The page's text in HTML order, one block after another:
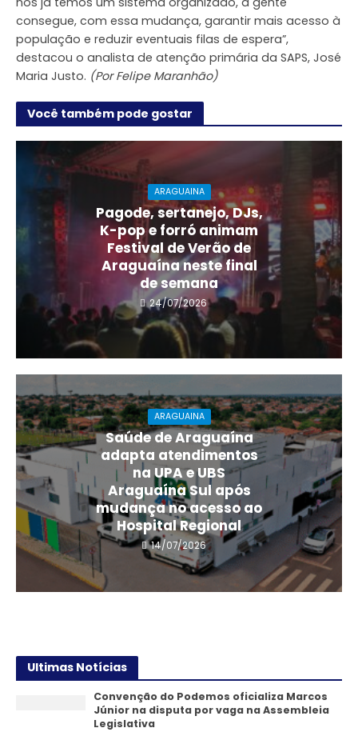
consegue, com essa mudança, garantir mais acesso à
população e reduzir eventuais filas de espera”,
destacou o analista de atenção primária da SAPS, José
Maria Justo. (Por Felipe Maranhão)
Você também pode gostar
ARAGUAINA
Pagode, sertanejo, DJs,
K-pop e forró animam
Festival de Verão de
Araguaína neste final
de semana
24/07/2026
ARAGUAINA
Saúde de Araguaína
adapta atendimentos
na UPA e UBS
Araguaína Sul após
mudança no acesso ao
Hospital Regional
14/07/2026
Ultimas Notícias
Convenção do Podemos oficializa Marcos
Júnior na disputa por vaga na Assembleia
Legislativa